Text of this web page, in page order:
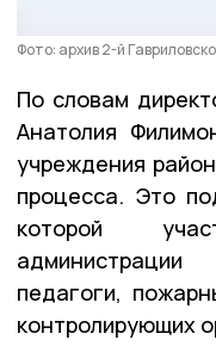
Фото: архив 2-й
По словам
Анатолия
учреждения
процесса. Это
которой
педагоги,
контролирующих